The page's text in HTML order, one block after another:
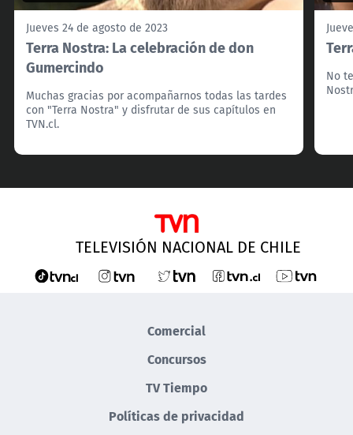
Jueves 24 de agosto de 2023
Terra Nostra: La celebración de don
Gumercindo
Muchas gracias por acompañarnos todas las tardes
con "Terra Nostra" y disfrutar de sus capítulos en
TVN.cl.
No
TELEVISIÓN NACIONAL DE CHILE
Comercial
Concursos
TV Tiempo
Políticas de privacidad